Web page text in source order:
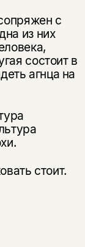
с
из них
состоит в
агнца на
стоит.